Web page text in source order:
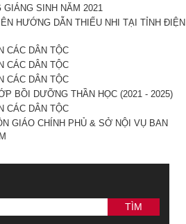
GIÁNG SINH NĂM 2021
HƯỚNG DẪN THIẾU NHI TẠI TỈNH ĐIỆN
CÁC DÂN TỘC
CÁC DÂN TỘC
CÁC DÂN TỘC
BỒI DƯỠNG THẦN HỌC (2021 - 2025)
CÁC DÂN TỘC
GIÁO CHÍNH PHỦ & SỞ NỘI VỤ BAN